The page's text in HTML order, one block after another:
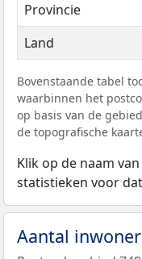
Provincie
Land
Bovenstaande tabel
waarbinnen het
op basis van de
de topografische
Klik op de naam
statistieken voor
Aantal